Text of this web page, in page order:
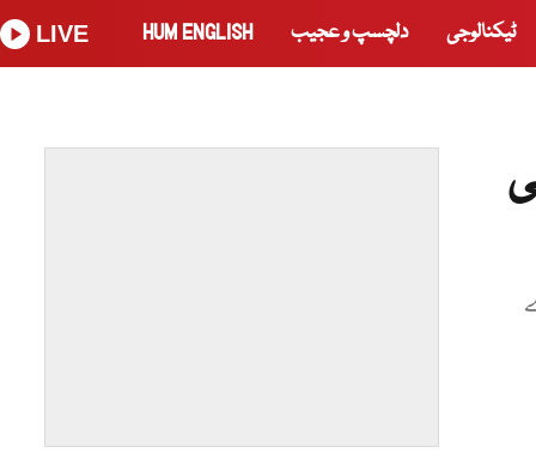
ٹیکنالوجی دلچسپ و عجیب HUM ENGLISH
LIVE